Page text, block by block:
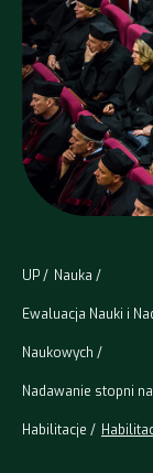
UP Nauka
Ewaluacja Nauki i
Naukowych
Nadawanie stopni
Habilitacje